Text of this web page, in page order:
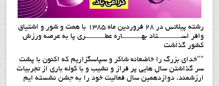
رشته پيلاتس در ٢٨ فروردين ماه ١٣٨٥ با همت و شور و اشتیاق
وافر اســــــــــــتاد بهــــــــــاره عطــــــــــري پا به عرصه ورزش
كشور گذاشت
""خدای بزرگ را خاضعانه شاکر و سپاسگزاریم که اكنون با پشت
سر گذاشتن سال هايي پر فراز و نشیب و با کوله باری از تجربیات
ارزشمند، دوازدهمین سال فعالیت خود را به جشن نشسته ايم